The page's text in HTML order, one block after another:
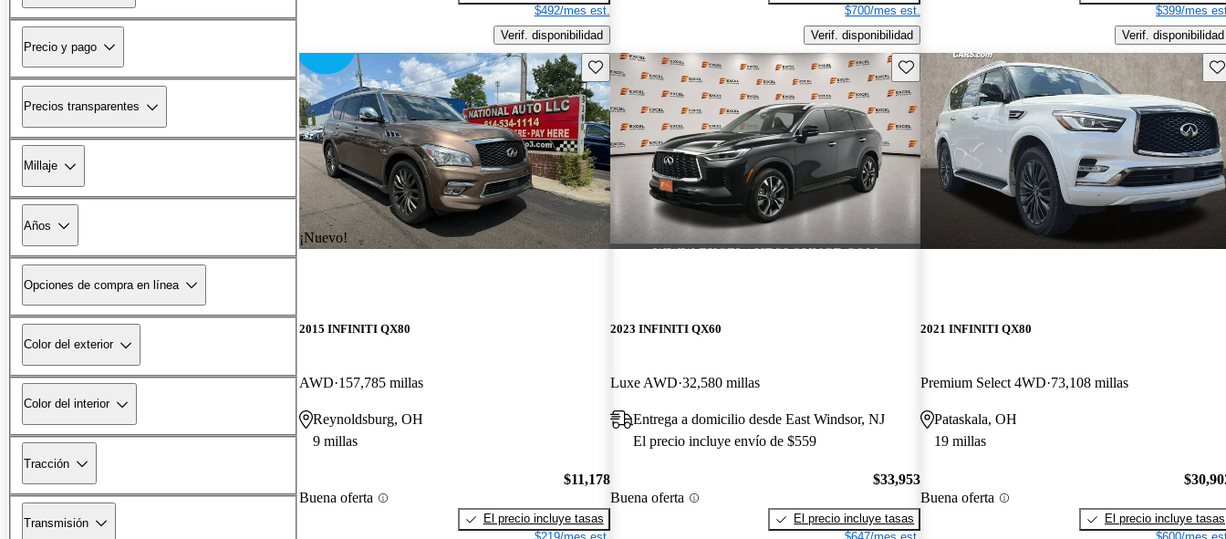
Precio y pago
Precios transparentes
Millaje
Años
Opciones de compra en línea
Color del exterior
Color del interior
Tracción
Transmisión
$492/mes est.
Verif. disponibilidad
$700/mes est.
Verif. disponibilidad
$399/mes
Verif. disponibilidad
¡Nuevo!
Guarda este Aviso
2015 INFINITI QX80
AWD 157,785 millas
Reynoldsburg, OH
9 millas
Buena oferta
$11,178
El precio incluye tasas
Guarda este Aviso
2023 INFINITI QX60
Luxe AWD 32,580 millas
Entrega a domicilio desde East Windsor, NJ
El precio incluye envío de $559
Buena oferta
$33,953
El precio incluye tasas
2021 INFINITI QX80
Premium Select 4WD 73,108 millas
Pataskala, OH
19 millas
Buena oferta
El precio incluye tasas